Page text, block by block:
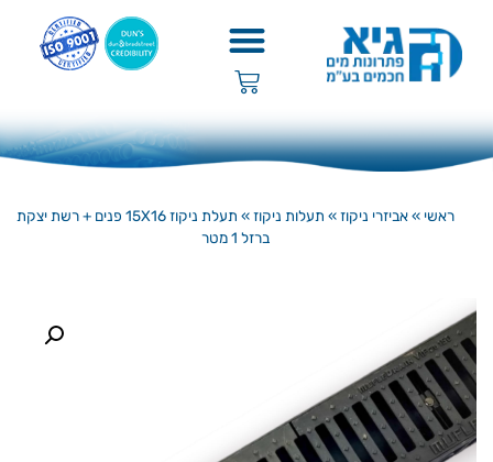
ראשי »אביזרי ניקוז» תעלות ניקוז»
תעלת ניקוז 15X16 פנים + רשת יצקת
ברזל 1 מטר